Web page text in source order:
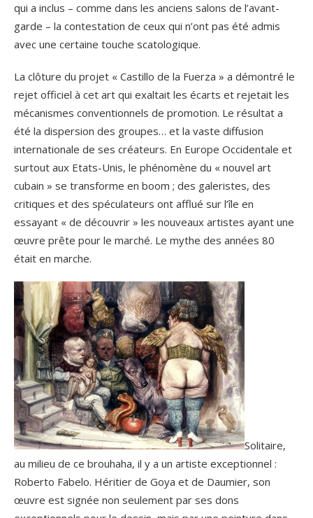
qui a inclus – comme dans les anciens salons de l’avant-
garde – la contestation de ceux qui n’ont pas été admis
avec une certaine touche scatologique.
La clôture du projet « Castillo de la Fuerza » a démontré le
rejet officiel à cet art qui exaltait les écarts et rejetait les
mécanismes conventionnels de promotion. Le résultat a
été la dispersion des groupes… et la vaste diffusion
internationale de ses créateurs. En Europe Occidentale et
surtout aux Etats-Unis, le phénomène du « nouvel art
cubain » se transforme en boom ; des galeristes, des
critiques et des spéculateurs ont afflué sur l’île en
essayant « de découvrir » les nouveaux artistes ayant une
œuvre prête pour le marché. Le mythe des années 80
était en marche.
Solitaire,
au milieu de ce brouhaha, il y a un artiste exceptionnel :
Roberto Fabelo. Héritier de Goya et de Daumier, son
œuvre est signée non seulement par ses dons